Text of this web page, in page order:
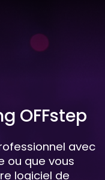
OFFstep
avec
ou que vous
logiciel de